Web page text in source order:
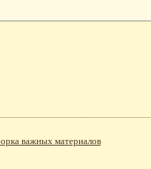
важных материалов